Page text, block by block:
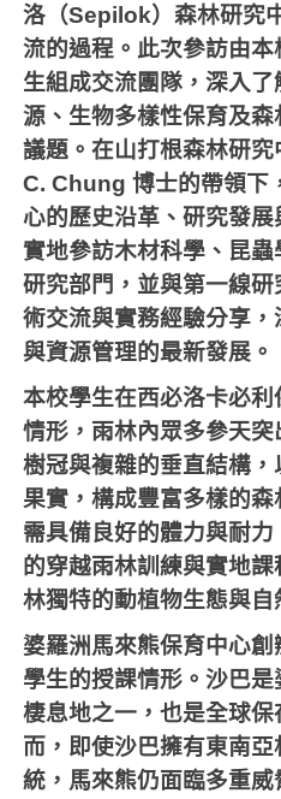
洛（Sepilok）森林研究
流的過程。此次參訪由
生組成交流團隊，深入
源、生物多樣性保育及
議題。在山打根森林研
C. Chung 博士的帶領下
心的歷史沿革、研究發
實地參訪木材科學、昆
研究部門，並與第一線
術交流與實務經驗分享
與資源管理的最新發展。
本校學生在西必洛卡必
情形，雨林內眾多參天
樹冠與複雜的垂直結構
果實，構成豐富多樣的
需具備良好的體力與耐力
的穿越雨林訓練與實地
林獨特的動植物生態與自
婆羅洲馬來熊保育中心
學生的授課情形。沙巴
棲息地之一，也是全球
而，即使沙巴擁有東南
統，馬來熊仍面臨多重